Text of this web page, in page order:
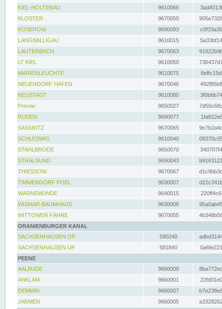
KIEL-HOLTENAU
9610066
KLOSTER
9670050
KOSEROW
9690093
LANGBALLIGAU
9610015
LAUTERBACH
9670063
LT KIEL
9610050
MARIENLEUCHTE
9610075
NEUENDORF HAFEN
9670046
NEUSTADT
9610080
Prerow
9650027
RUDEN
9690077
SASSNITZ
9670065
SCHLESWIG
9610040
STAHLBRODE
9650070
STRALSUND
9650043
THIESSOW
9670067
TIMMENDORF POEL
9630007
WARNEMÜNDE
9640015
WISMAR-BAUMHAUS
9630008
WITTOWER FÄHRE
9670055
ORANIENBURGER KANAL
SACHSENHAUSEN OP
580240
SACHSENHAUSEN UP
581840
PEENE
AALBUDE
9660009
ANKLAM
9660001
DEMMIN
9660007
JARMEN
9660005